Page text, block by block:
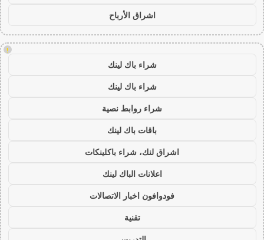
اشراق الأرباح
!
شراء باك لينك
شراء باك لينك
شراء روابط نصية
باقات باك لينك
اشراق لنك، شراء باكلينكات
اعلانات الباك لينك
فودوافون اخبار الاتصالات
تقنية